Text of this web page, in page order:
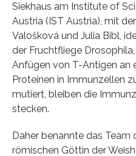
Siekhaus am Institute of
Austria (IST Austria), mit
Valošková und Julia Bibl,
der Fruchtfliege
Anfügen von T-Antigen an
Proteinen in Immunzellen
mutiert, bleiben die
stecken.
Daher benannte das Team
römischen Göttin der